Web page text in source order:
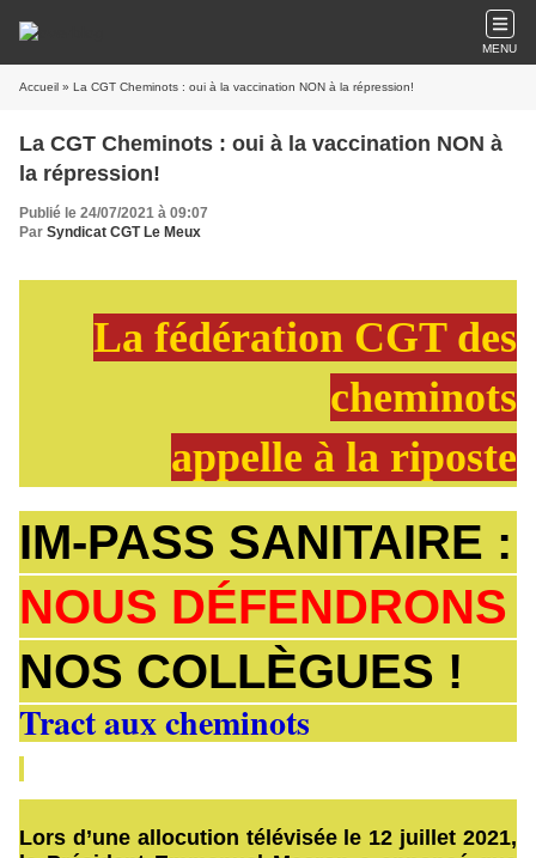
MENU
Accueil » La CGT Cheminots : oui à la vaccination NON à la répression!
La CGT Cheminots : oui à la vaccination NON à
la répression!
Publié le 24/07/2021 à 09:07
Par Syndicat CGT Le Meux
La fédération CGT des
cheminots
appelle à la riposte
IM-PASS SANITAIRE :
NOUS DÉFENDRONS
NOS COLLÈGUES !
Tract aux cheminots
Lors d’une allocution télévisée le 12 juillet 2021,